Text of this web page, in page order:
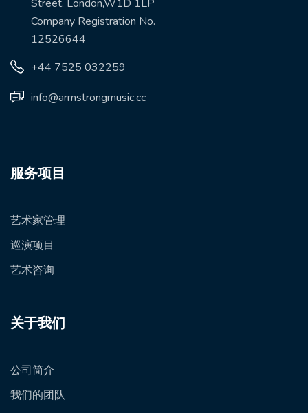
Street, London,W1D 1LP
Company Registration No.
12526644
+44 7525 032259
info@armstrongmusic.cc
服务项目
艺术家管理
巡演项目
艺术咨询
关于我们
公司简介
我们的团队